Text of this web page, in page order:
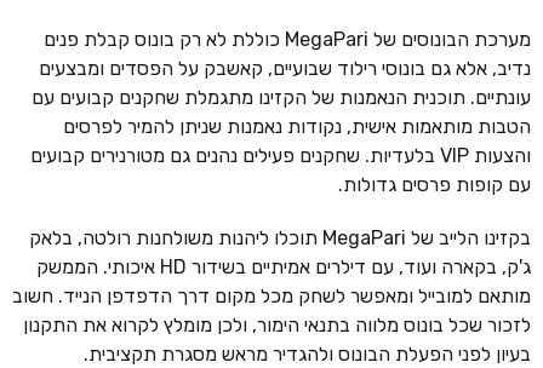
מערכת הבונוסים של MegaPari כוללת לא רק בונוס קבלת פנים
נדיב, אלא גם בונוסי רילוד שבועיים, קאשבק על הפסדים ומבצעים
עונתיים. תוכנית הנאמנות של הקזינו מתגמלת שחקנים קבועים עם
הטבות מותאמות אישית, נקודות נאמנות שניתן להמיר לפרסים
והצעות VIP בלעדיות. שחקנים פעילים נהנים גם מטורנירים קבועים
עם קופות פרסים גדולות.
בקזינו הלייב של MegaPari תוכלו ליהנות משולחנות רולטה, בלאק
ג'ק, בקארה ועוד, עם דילרים אמיתיים בשידור HD איכותי. הממשק
מותאם למובייל ומאפשר לשחק מכל מקום דרך הדפדפן הנייד. חשוב
לזכור שכל בונוס מלווה בתנאי הימור, ולכן מומלץ לקרוא את התקנון
בעיון לפני הפעלת הבונוס ולהגדיר מראש מסגרת תקציבית.